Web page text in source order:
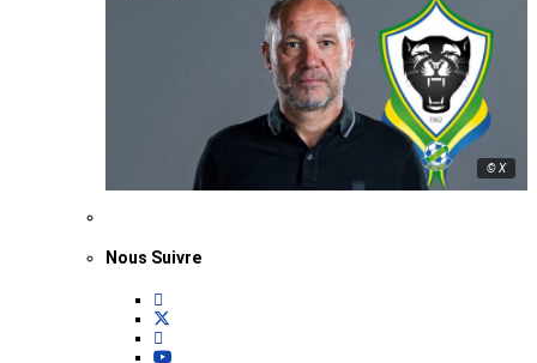
© X
Nous Suivre